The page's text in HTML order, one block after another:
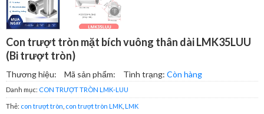
Con trượt tròn mặt bích vuông thân dài LMK35LUU
(Bi trượt tròn)
Thương hiệu: Mã sản phẩm: Tình trạng: Còn hàng
Danh mục: CON TRƯỢT TRÒN LMK-LUU
Thẻ: con trượt tròn con trượt tròn LMK LMK